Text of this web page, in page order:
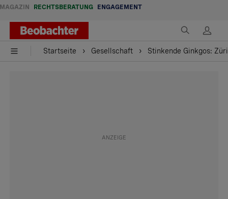
MAGAZIN RECHTSBERATUNG ENGAGEMENT
Startseite Gesellschaft Stinkende Ginkgos: